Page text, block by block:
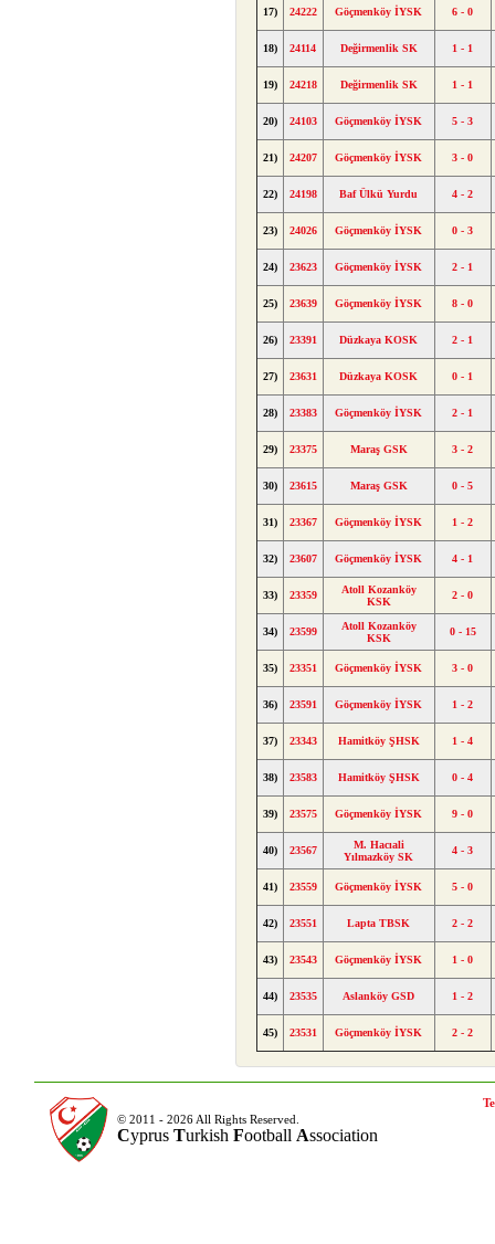
17) 24222 Göçmenköy İYSK 6 - 0
18) 24114 Değirmenlik SK 1 - 1
19) 24218 Değirmenlik SK 1 - 1
20) 24103 Göçmenköy İYSK 5 - 3
21) 24207 Göçmenköy İYSK 3 - 0
22) 24198 Baf Ülkü Yurdu 4 - 2
23) 24026 Göçmenköy İYSK 0 - 3
24) 23623 Göçmenköy İYSK 2 - 1
25) 23639 Göçmenköy İYSK 8 - 0
26) 23391 Düzkaya KOSK 2 - 1
27) 23631 Düzkaya KOSK 0 - 1
28) 23383 Göçmenköy İYSK 2 - 1
29) 23375 Maraş GSK 3 - 2
30) 23615 Maraş GSK 0 - 5
31) 23367 Göçmenköy İYSK 1 - 2
32) 23607 Göçmenköy İYSK 4 - 1
33) 23359
Atoll Kozanköy
KSK
2 - 0
34) 23599
Atoll Kozanköy
KSK
0 - 15
35) 23351 Göçmenköy İYSK 3 - 0
36) 23591 Göçmenköy İYSK 1 - 2
37) 23343 Hamitköy ŞHSK 1 - 4
38) 23583 Hamitköy ŞHSK 0 - 4
39) 23575 Göçmenköy İYSK 9 - 0
40) 23567
M. Hacıali
Yılmazköy SK
4 - 3
41) 23559 Göçmenköy İYSK 5 - 0
42) 23551 Lapta TBSK 2 - 2
43) 23543 Göçmenköy İYSK 1 - 0
44) 23535 Aslanköy GSD 1 - 2
45) 23531 Göçmenköy İYSK 2 - 2
© 2011 - 2026 All Rights Reserved.
Cyprus Turkish Football Association